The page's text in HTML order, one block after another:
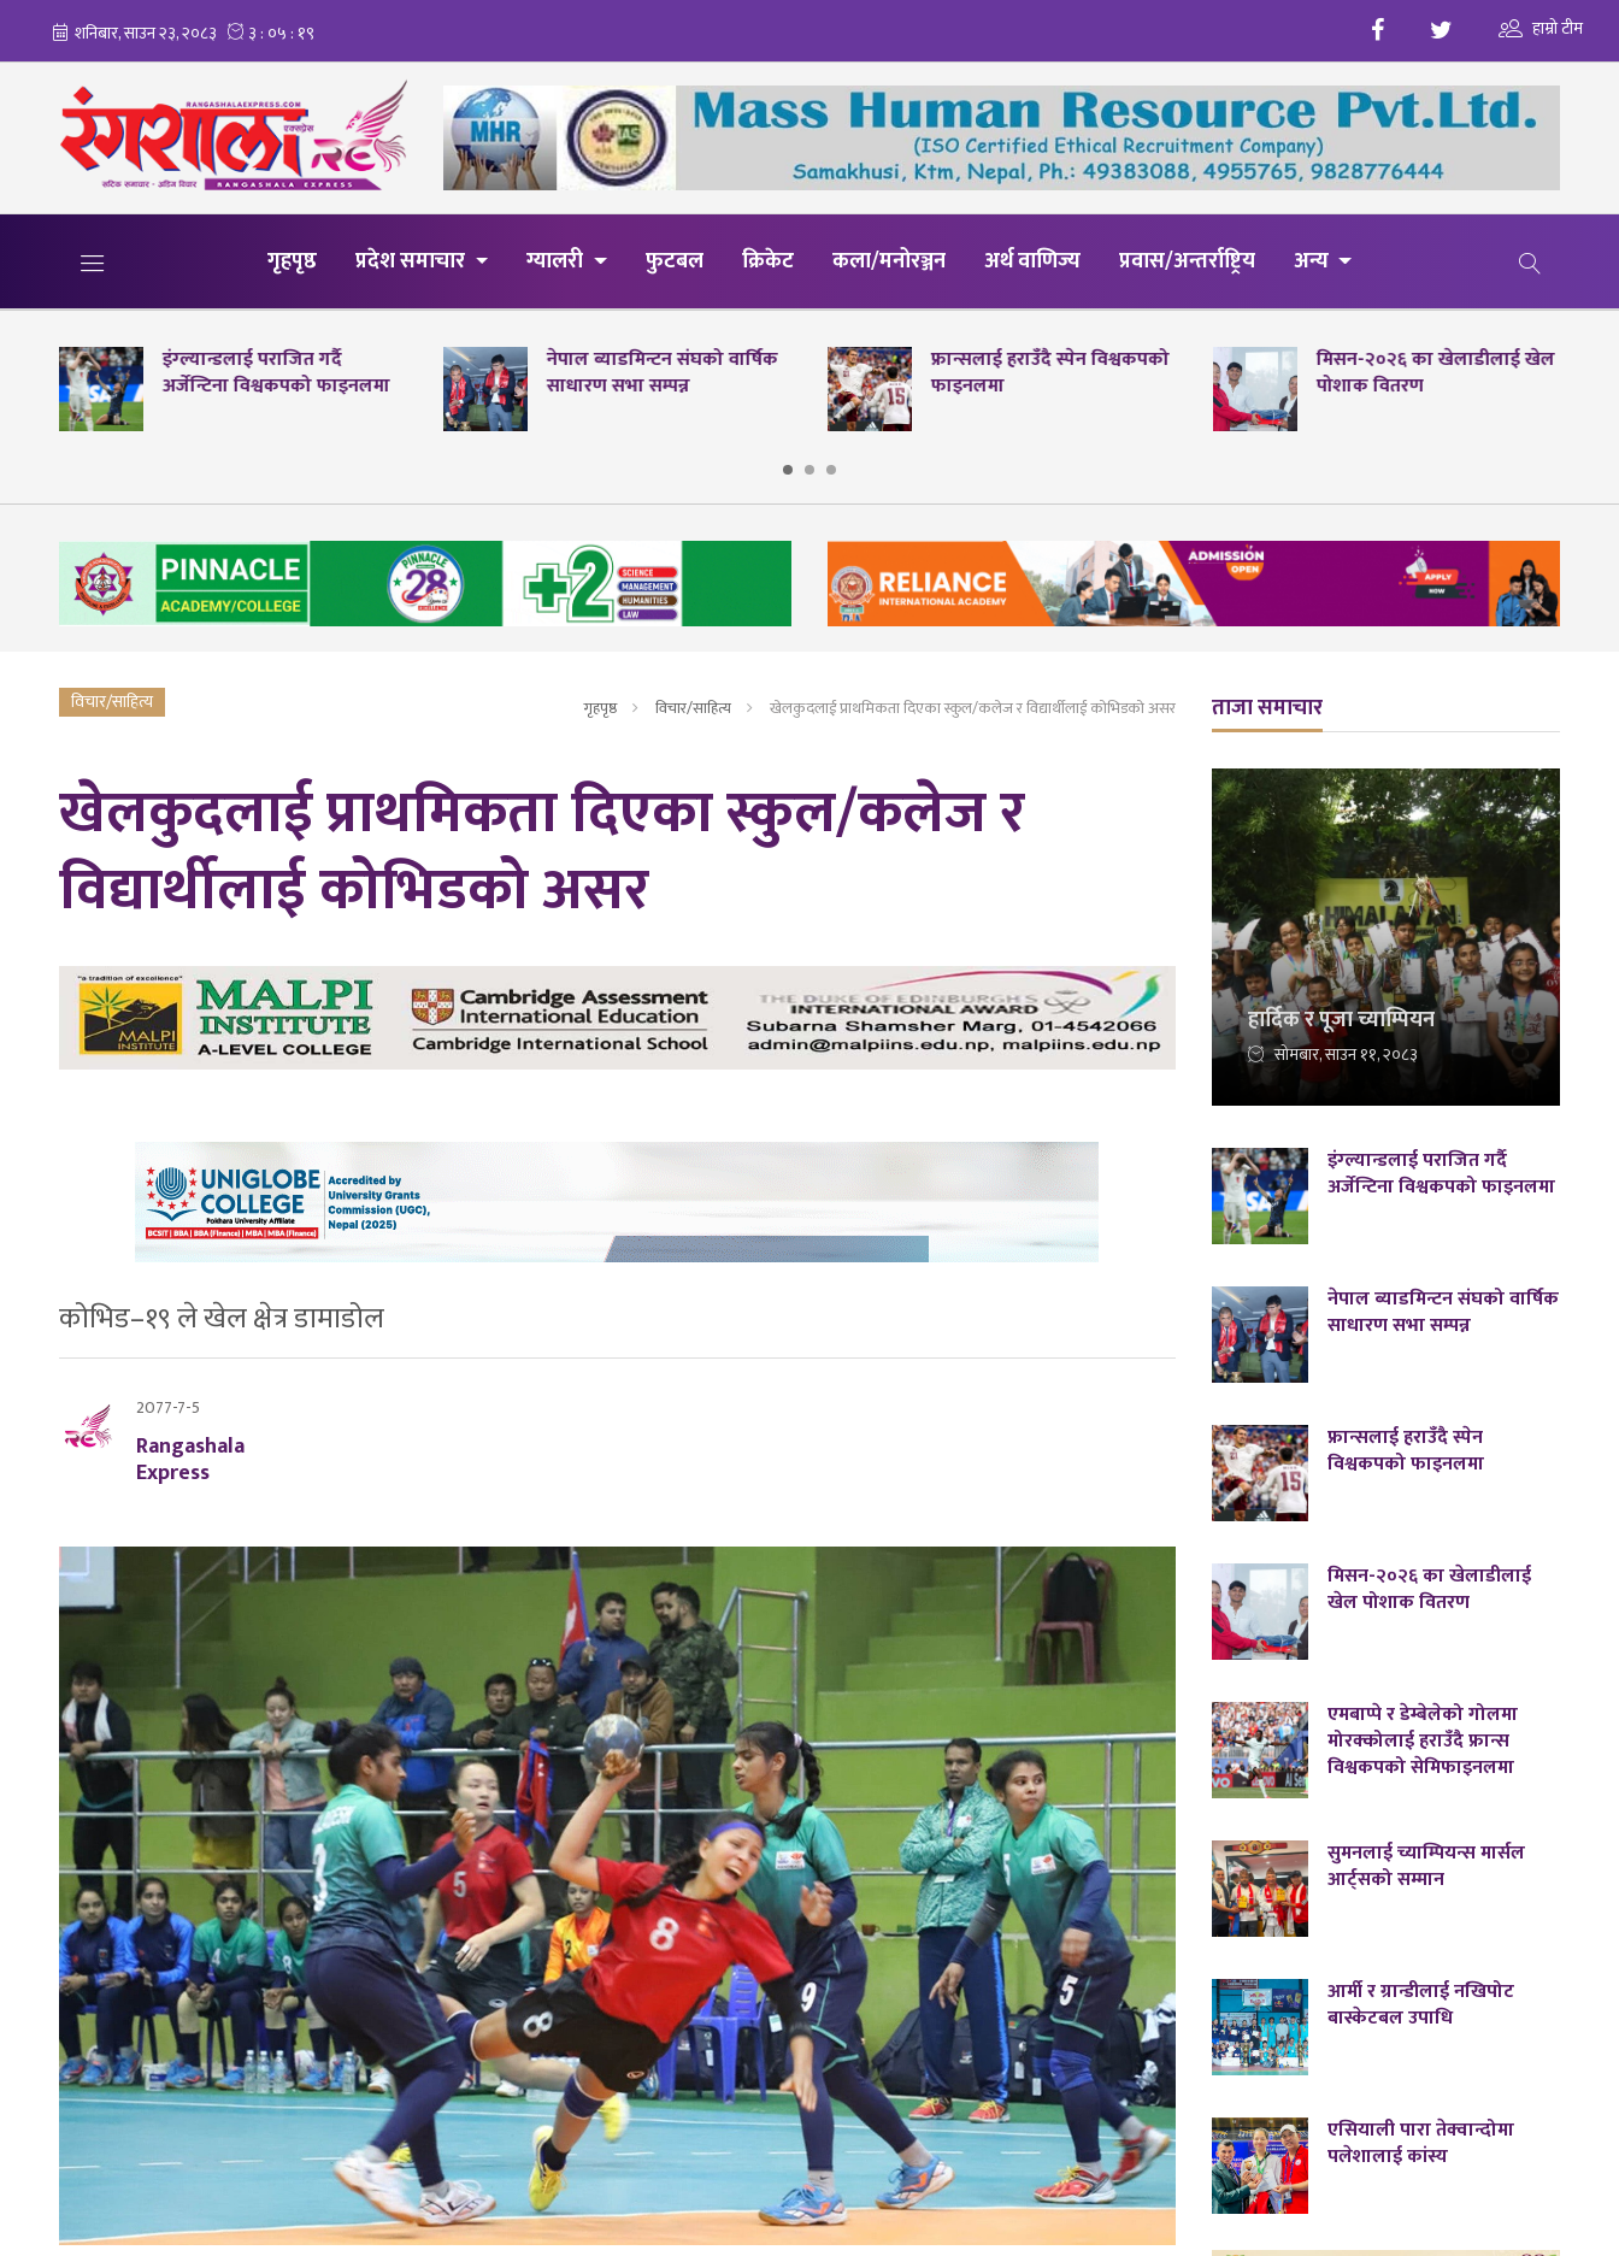
हाम्रो टीम
गृहपृष्ठ प्रदेश समाचार ग्यालरी फुटबल क्रिकेट कला/मनोरञ्जन अर्थ वाणिज्य प्रवास/अन्तर्राष्ट्रिय अन्य
इंग्ल्यान्डलाई पराजित गर्दै
अर्जेन्टिना विश्वकपको फाइनलमा
नेपाल ब्याडमिन्टन संघको वार्षिक
साधारण सभा सम्पन्न
फ्रान्सलाई हराउँदै स्पेन विश्वकपको
फाइनलमा
मिसन-२०२६ का खेलाडीलाई खेल
पोशाक वितरण
विचार/साहित्य गृहपृष्ठ विचार/साहित्य खेलकुदलाई प्राथमिकता दिएका स्कुल/कलेज र विद्यार्थीलाई कोभिडको असर
खेलकुदलाई प्राथमिकता दिएका स्कुल/कलेज र
विद्यार्थीलाई कोभिडको असर
कोभिड–१९ ले खेल क्षेत्र डामाडोल
2077-7-5
Rangashala
Express
ताजा समाचार
हार्दिक र पूजा च्याम्पियन
सोमबार, साउन ११, २०८३
इंग्ल्यान्डलाई पराजित गर्दै
अर्जेन्टिना विश्वकपको फाइनलमा
नेपाल ब्याडमिन्टन संघको वार्षिक
साधारण सभा सम्पन्न
फ्रान्सलाई हराउँदै स्पेन
विश्वकपको फाइनलमा
मिसन-२०२६ का खेलाडीलाई
खेल पोशाक वितरण
एमबाप्पे र डेम्बेलेको गोलमा
मोरक्कोलाई हराउँदै फ्रान्स
विश्वकपको सेमिफाइनलमा
सुमनलाई च्याम्पियन्स मार्सल
आर्ट्सको सम्मान
आर्मी र ग्रान्डीलाई नखिपोट
बास्केटबल उपाधि
एसियाली पारा तेक्वान्दोमा
पलेशालाई कांस्य